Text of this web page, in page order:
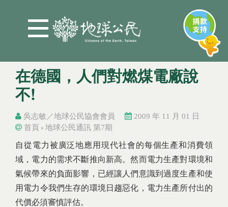
在德國，人們對燃煤電廠說
不!
吳志敏／地球公民協會會員 2009 年 11 月 01 日
您在這裡
首頁 » 地球公民通訊 第7期
您在這裡
自從電力被廣泛地應用現代社會的每個生產和消費領
域，電力的需求不斷推向新高。然而電力生產對環境和
氣候帶來的負面影響，已經讓人們意識到過度生產和使
用電力令我們生存的環境日趨惡化，電力生產所付出的
代價必須審慎評估。